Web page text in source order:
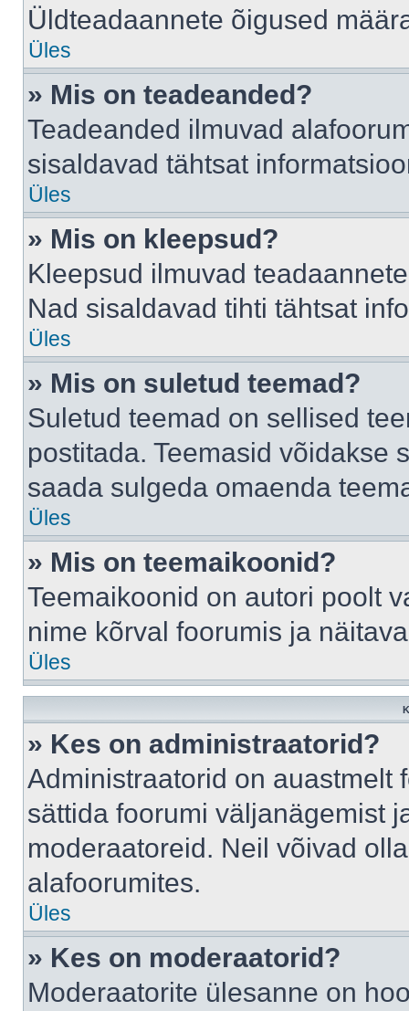
Üldteadaannete õigused
Üles
» Mis on teadeanded?
Teadeanded ilmuvad
sisaldavad tähtsat
Üles
» Mis on kleepsud?
Kleepsud ilmuvad
Nad sisaldavad tihti tähtsat
Üles
» Mis on suletud teemad?
Suletud teemad on sellised
postitada. Teemasid võidakse
saada sulgeda omaenda
Üles
» Mis on teemaikoonid?
Teemaikoonid on autori poolt
nime kõrval foorumis ja
Üles
» Kes on administraatorid?
Administraatorid on auastmelt
sättida foorumi väljanägemist
moderaatoreid. Neil võivad
alafoorumites.
Üles
» Kes on moderaatorid?
Moderaatorite ülesanne on